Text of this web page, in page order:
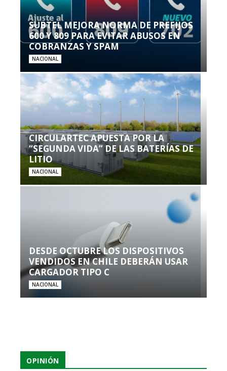
SUBTEL MEJORA NORMA DE PREFIJOS
600 Y 809 PARA EVITAR ABUSOS EN
COBRANZAS Y SPAM
NACIONAL
CIRCULARTEC APUESTA POR LA
“SEGUNDA VIDA” DE LAS BATERÍAS DE
LITIO
NACIONAL
DESDE OCTUBRE LOS DISPOSITIVOS
VENDIDOS EN CHILE DEBERÁN USAR
CARGADOR TIPO C
NACIONAL
OPINIÓN